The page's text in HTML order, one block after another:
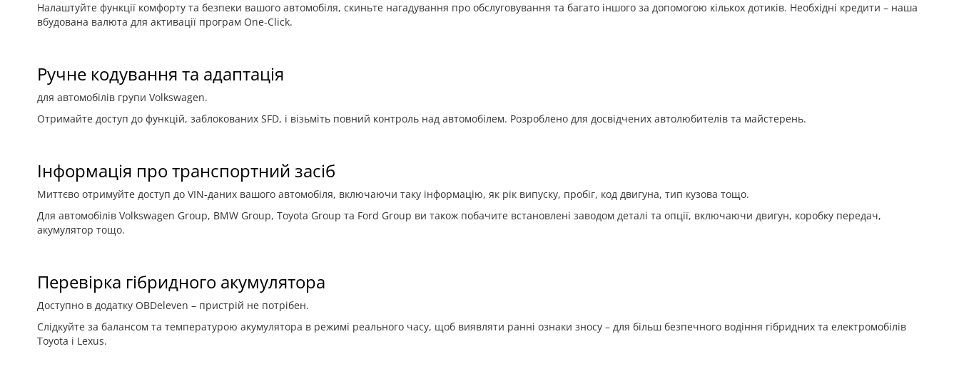
Налаштуйте функції комфорту та безпеки вашого автомобіля, скиньте нагадування про обслуговування та багато іншого за допомогою кількох дотиків. Необхідні кредити – наша
вбудована валюта для активації програм One-Click.
Ручне кодування та адаптація
для автомобілів групи Volkswagen.
Отримайте доступ до функцій, заблокованих SFD, і візьміть повний контроль над автомобілем. Розроблено для досвідчених автолюбителів та майстерень.
Інформація про транспортний засіб
Миттєво отримуйте доступ до VIN-даних вашого автомобіля, включаючи таку інформацію, як рік випуску, пробіг, код двигуна, тип кузова тощо.
Для автомобілів Volkswagen Group, BMW Group, Toyota Group та Ford Group ви також побачите встановлені заводом деталі та опції, включаючи двигун, коробку передач,
акумулятор тощо.
Перевірка гібридного акумулятора
Доступно в додатку OBDeleven – пристрій не потрібен.
Слідкуйте за балансом та температурою акумулятора в режимі реального часу, щоб виявляти ранні ознаки зносу – для більш безпечного водіння гібридних та електромобілів
Toyota і Lexus.